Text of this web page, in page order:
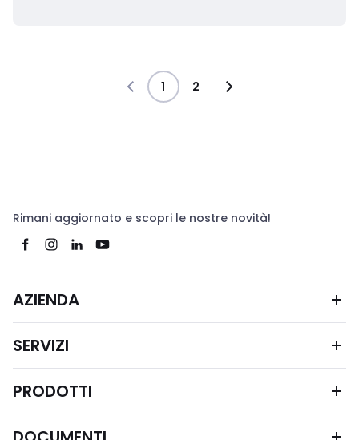
1 2
Rimani aggiornato e scopri le nostre novità!
AZIENDA
SERVIZI
PRODOTTI